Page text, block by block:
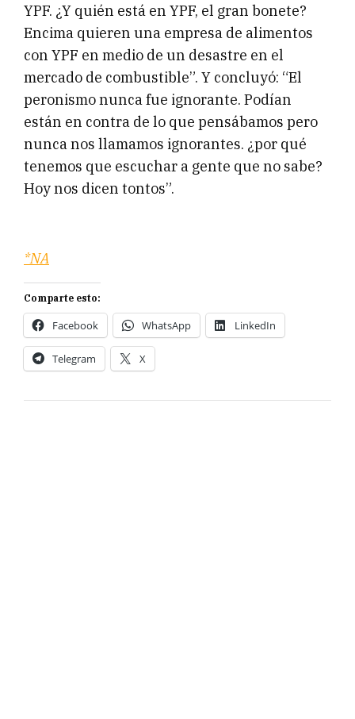
YPF. ¿Y quién está en YPF, el gran bonete?
Encima quieren una empresa de alimentos
con YPF en medio de un desastre en el
mercado de combustible”. Y concluyó: “El
peronismo nunca fue ignorante. Podían
están en contra de lo que pensábamos pero
nunca nos llamamos ignorantes. ¿por qué
tenemos que escuchar a gente que no sabe?
Hoy nos dicen tontos”.
*NA
Comparte esto:
Facebook WhatsApp LinkedIn
Telegram X